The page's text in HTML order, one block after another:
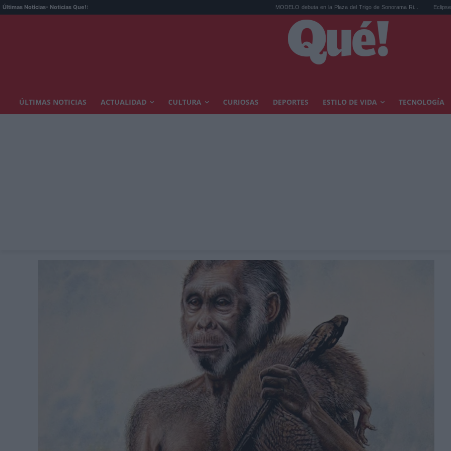
Últimas Noticias- Noticias Que!: MODELO debuta en la Plaza del Trigo de Sonorama Ri... Eclipse solar en
ÚLTIMAS NOTICIAS ACTUALIDAD CULTURA CURIOSAS DEPORTES ESTILO DE VIDA TECNOLOGÍA